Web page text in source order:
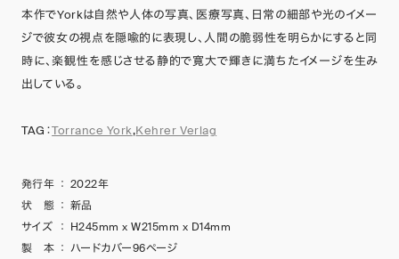
本作でYorkは自然や人体の写真、医療写真、日常の細部や光のイメー
ジで彼女の視点を隠喩的に表現し、人間の脆弱性を明らかにすると同
時に、楽観性を感じさせる静的で寛大で輝きに満ちたイメージを生み
出している。
TAG：Torrance York,Kehrer Verlag
発行年 ： 2022年
状 態 ： 新品
サイズ
： H245mm x W215mm x D14mm
製 本 ： ハードカバー96ページ